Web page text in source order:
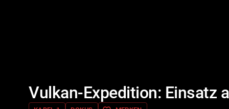
Vulkan-Expedition: Einsatz